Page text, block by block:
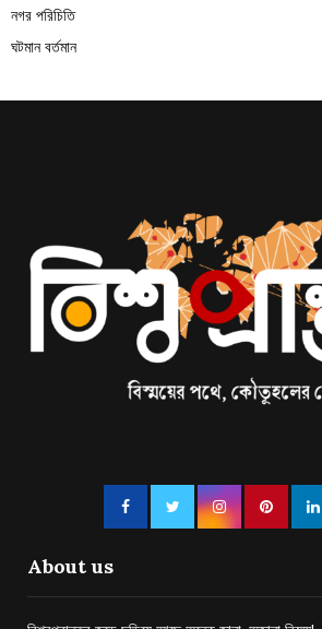
নগর পরিচিতি
ঘটমান বর্তমান
About us